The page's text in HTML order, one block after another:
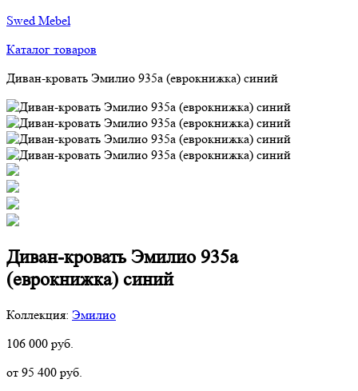
Swed Mebel
Каталог товаров
Диван-кровать Эмилио 935а (еврокнижка) синий
Диван-кровать Эмилио 935а
(еврокнижка) синий
Коллекция: Эмилио
106 000 руб.
от 95 400 руб.